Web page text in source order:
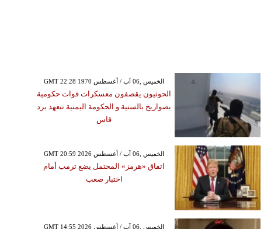
الخميس ,06 آب / أغسطس GMT 23:33
2026
صاعقة تقتل لاعبا تايلانديا
GMT 22:28 1970 الخميس ,06 آب / أغسطس
الحوثيون يقصفون معسكرات قوات حكومية
بصواريخ بالستية و الحكومة اليمنية تتعهد برد
قاس
GMT 20:59 2026 الخميس ,06 آب / أغسطس
اتفاق «هرمز» المحتمل يضع ترمب أمام
اختبار صعب
GMT 14:55 2026 الخميس ,06 آب / أغسطس